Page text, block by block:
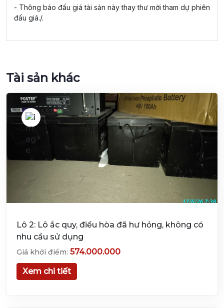
- Thông báo đấu giá tài sản này thay thư mời tham dự phiên
đấu giá./.
Tài sản khác
Lô 2: Lô ắc quy, điều hòa đã hư hỏng, không có
nhu cầu sử dụng
Giá khởi điểm: 574.000.000
Xem chi tiết